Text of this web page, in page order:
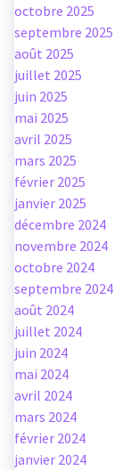
octobre 2025
septembre 2025
août 2025
juillet 2025
juin 2025
mai 2025
avril 2025
mars 2025
février 2025
janvier 2025
décembre 2024
novembre 2024
octobre 2024
septembre 2024
août 2024
juillet 2024
juin 2024
mai 2024
avril 2024
mars 2024
février 2024
janvier 2024